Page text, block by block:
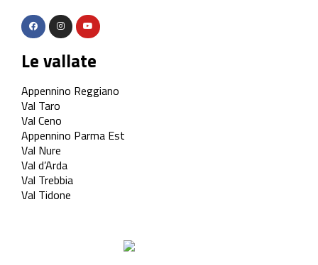
Le vallate
Appennino Reggiano
Val Taro
Val Ceno
Appennino Parma Est
Val Nure
Val d’Arda
Val Trebbia
Val Tidone